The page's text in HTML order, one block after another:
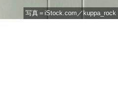
写真＝iStock.com／kuppa_rock